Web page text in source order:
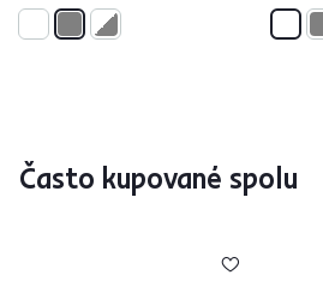
Často kupované spolu